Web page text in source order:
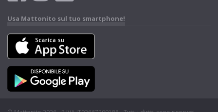
Usa Mattonito sul tuo smartphone!